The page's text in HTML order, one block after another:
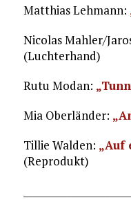
Matthias Lehmann:
Nicolas Mahler/
(Luchterhand)
Rutu Modan:
Mia Oberländer:
Tillie Walden: „Auf
(Reprodukt)